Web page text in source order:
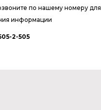
по нашему номеру для
информации
2-505